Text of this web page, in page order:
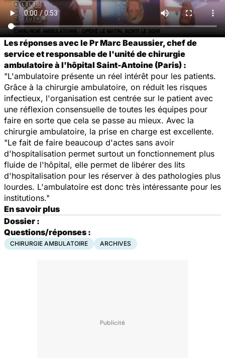
Les réponses avec le Pr Marc Beaussier, chef de
service et responsable de l'unité de chirurgie
ambulatoire à l'hôpital Saint-Antoine (Paris) :
"L'ambulatoire présente un réel intérêt pour les patients.
Grâce à la chirurgie ambulatoire, on réduit les risques
infectieux, l'organisation est centrée sur le patient avec
une réflexion consensuelle de toutes les équipes pour
faire en sorte que cela se passe au mieux. Avec la
chirurgie ambulatoire, la prise en charge est excellente.
"Le fait de faire beaucoup d'actes sans avoir
d'hospitalisation permet surtout un fonctionnement plus
fluide de l'hôpital, elle permet de libérer des lits
d'hospitalisation pour les réserver à des pathologies plus
lourdes. L'ambulatoire est donc très intéressante pour les
institutions."
En savoir plus
Dossier :
Questions/réponses :
CHIRURGIE AMBULATOIRE ARCHIVES